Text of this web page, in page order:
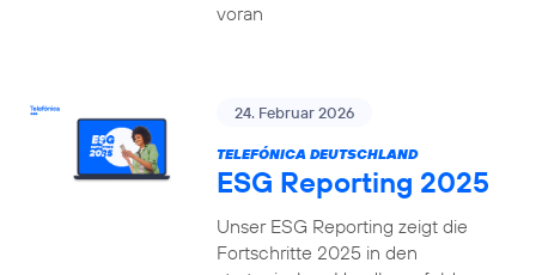
voran
24. Februar 2026
TELEFÓNICA DEUTSCHLAND
ESG Reporting 2025
Unser ESG Reporting zeigt die
Fortschritte 2025 in den